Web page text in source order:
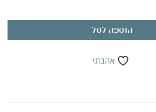
מינרלים מים המלח | ניקוי עדין ומזין | אינו
הוספה לסל
אהבתי